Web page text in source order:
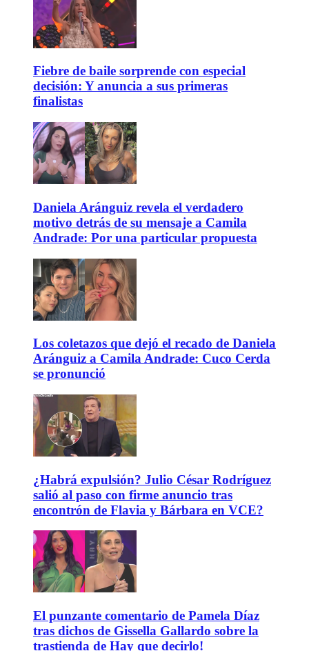
Fiebre de baile sorprende con especial
decisión: Y anuncia a sus primeras
finalistas
Daniela Aránguiz revela el verdadero
motivo detrás de su mensaje a Camila
Andrade: Por una particular propuesta
Los coletazos que dejó el recado de Daniela
Aránguiz a Camila Andrade: Cuco Cerda
se pronunció
¿Habrá expulsión? Julio César Rodríguez
salió al paso con firme anuncio tras
encontrón de Flavia y Bárbara en VCE?
El punzante comentario de Pamela Díaz
tras dichos de Gissella Gallardo sobre la
trastienda de Hay que decirlo!